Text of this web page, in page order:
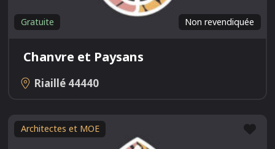
Non revendiquée
Gratuite
Chanvre et Paysans
Riaillé 44440
Architectes et MOE